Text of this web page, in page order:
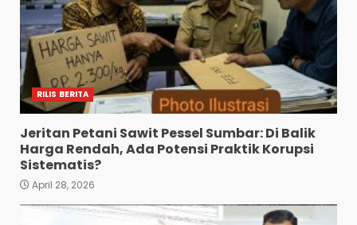
RILIS BERITA
Jeritan Petani Sawit Pessel Sumbar: Di Balik
Harga Rendah, Ada Potensi Praktik Korupsi
Sistematis?
April 28, 2026